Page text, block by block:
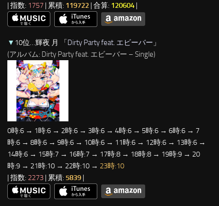
| 指数: 1757 | 累積: 119722 | 合算: 120604 |
▼ 10位…輝夜 月 「Dirty Party feat. エビーバー 」
(アルバム: Dirty Party feat. エビーバー – Single)
0時:6 → 1時:6 → 2時:6 → 3時:6 → 4時:6 → 5時:6 → 6時:6 → 7
時:6 → 8時:6 → 9時:6 → 10時:6 → 11時:6 → 12時:6 → 13時:6 →
14時:6 → 15時:7 → 16時:7 → 17時:8 → 18時:8 → 19時:9 → 20
時:9 → 21時:10 → 22時:10 → 23時:10
| 指数: 2273 | 累積: 5839 |